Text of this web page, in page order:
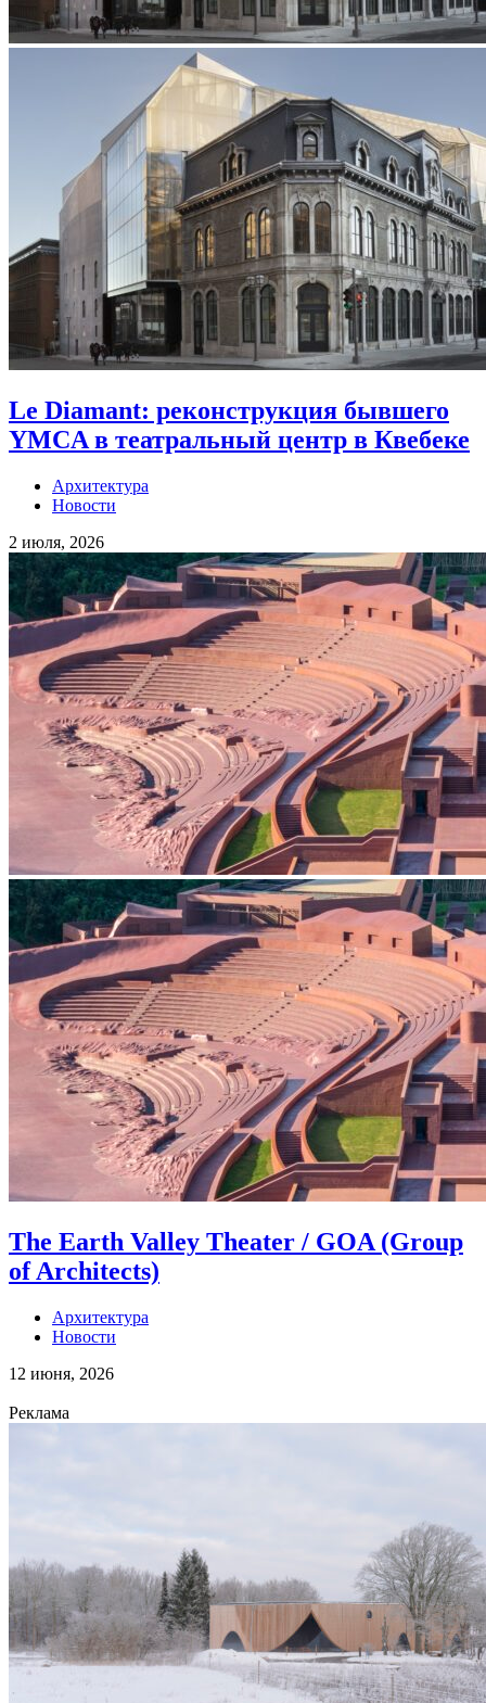
Le Diamant: реконструкция бывшего
YMCA в театральный центр в Квебеке
Архитектура
Новости
2 июля, 2026
The Earth Valley Theater / GOA (Group
of Architects)
Архитектура
Новости
12 июня, 2026
Реклама